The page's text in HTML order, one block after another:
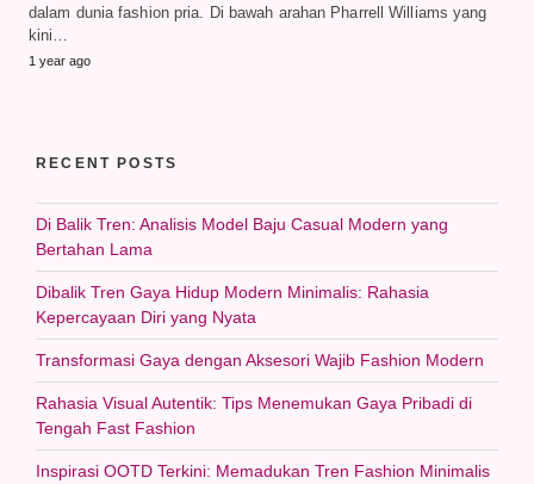
dalam dunia fashion pria. Di bawah arahan Pharrell Williams yang
kini…
1 year ago
RECENT POSTS
Di Balik Tren: Analisis Model Baju Casual Modern yang
Bertahan Lama
Dibalik Tren Gaya Hidup Modern Minimalis: Rahasia
Kepercayaan Diri yang Nyata
Transformasi Gaya dengan Aksesori Wajib Fashion Modern
Rahasia Visual Autentik: Tips Menemukan Gaya Pribadi di
Tengah Fast Fashion
Inspirasi OOTD Terkini: Memadukan Tren Fashion Minimalis